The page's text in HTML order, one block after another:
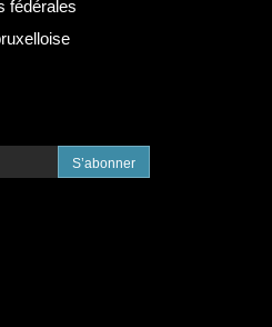
fédérales
S’abonner